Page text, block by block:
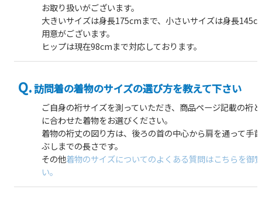
お取り扱いがございます。
大きいサイズは身長175cmまで、小さいサイズは身長
用意がございます。
ヒップは現在98cmまで対応しております。
訪問着の着物のサイズの選び方を教えて下さい
ご自身の裄サイズを測っていただき、商品ページ記載の裄
に合わせた着物をお選びください。
着物の裄丈の図り方は、後ろの首の中心から肩を通って手
ぶしまでの長さです。
その他着物のサイズについてのよくある質問はこちらを御
い。